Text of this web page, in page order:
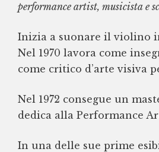
performance artist, musicista e
Inizia a suonare il violino
Nel 1970 lavora come
come critico d’arte visiva
Nel 1972 consegue un
dedica alla Performance
In una delle sue prime